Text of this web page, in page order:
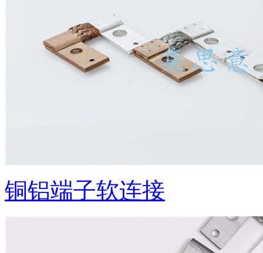
铜铝端子软连接